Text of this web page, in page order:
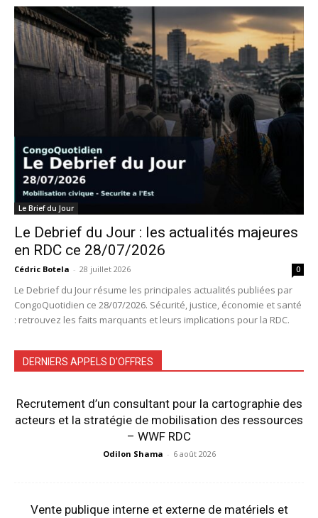
Le Brief du Jour
Le Debrief du Jour : les actualités majeures
en RDC ce 28/07/2026
Cédric Botela - 28 juillet 2026 0
Le Debrief du Jour résume les principales actualités publiées par
CongoQuotidien ce 28/07/2026. Sécurité, justice, économie et santé
: retrouvez les faits marquants et leurs implications pour la RDC.
DERNIERS APPELS D'OFFRES
Recrutement d’un consultant pour la cartographie des
acteurs et la stratégie de mobilisation des ressources
– WWF RDC
Odilon Shama - 6 août 2026
Vente publique interne et externe de matériels et